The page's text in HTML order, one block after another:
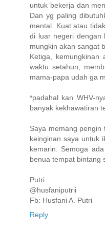
untuk bekerja dan
Dan yg paling
mental. Kuat atau
di luar negeri dengan
mungkin akan sangat
Ketiga, kemungkinan
waktu setahun,
mama-papa udah ga
*padahal kan WHV-
banyak kekhawatiran
Saya memang pengin
keinginan saya untuk
kemarin. Semoga
benua tempat bintang
Putri
@husfaniputrii
Fb: Husfani A. Putri
Reply